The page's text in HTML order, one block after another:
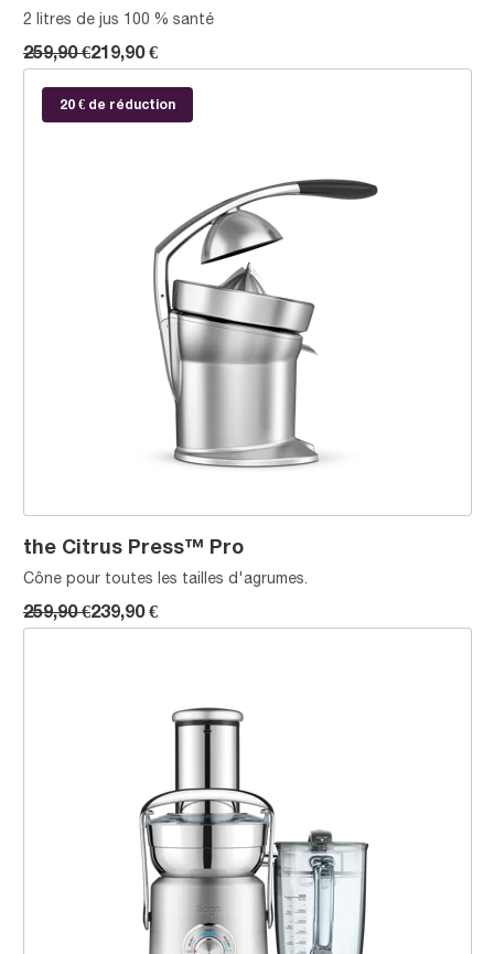
2 litres de jus 100 % santé
259,90 €219,90 €
the Citrus Press™ Pro
20 € de réduction
the Citrus Press™ Pro
Cône pour toutes les tailles d'agrumes.
259,90 €239,90 €
the Nutri Juicer Cold XL